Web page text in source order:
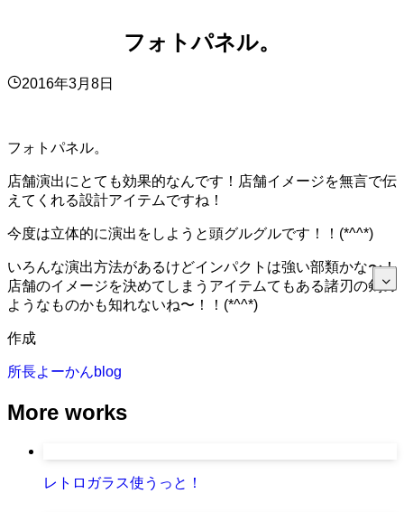
フォトパネル。
2016年3月8日
フォトパネル。
店舗演出にとても効果的なんです！店舗イメージを無言で伝
えてくれる設計アイテムですね！
今度は立体的に演出をしようと頭グルグルです！！(*^^*)
いろんな演出方法があるけどインパクトは強い部類かな〜！
店舗のイメージを決めてしまうアイテムてもある諸刃の剣の
ようなものかも知れないね〜！！(*^^*)
作成
所長よーかんblog
More works
レトロガラス使うっと！